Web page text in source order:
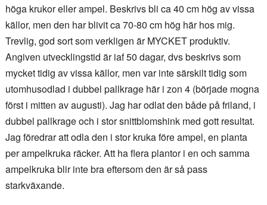
höga krukor eller ampel. Beskrivs bli ca 40 cm hög av vissa
källor, men den har blivit ca 70-80 cm hög här hos mig.
Trevlig, god sort som verkligen är MYCKET produktiv.
Angiven utvecklingstid är iaf 50 dagar, dvs beskrivs som
mycket tidig av vissa källor, men var inte särskilt tidig som
utomhusodlad i dubbel pallkrage här i zon 4 (började mogna
först i mitten av augusti). Jag har odlat den både på friland, i
dubbel pallkrage och i stor snittblomshink med gott resultat.
Jag föredrar att odla den i stor kruka före ampel, en planta
per ampelkruka räcker. Att ha flera plantor i en och samma
ampelkruka blir inte bra eftersom den är så pass
starkväxande.